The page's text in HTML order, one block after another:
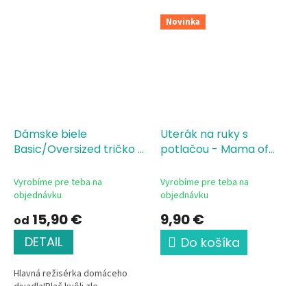
Dámske biele
Basic/Oversized tričko s
DRAMA
Vyrobíme pre teba na
objednávku
od 15,90 €
DETAIL
Hlavná režisérka domáceho
Novinka
Uterák na ruky s
potlačou - Mama of
Vyrobíme pre teba na
objednávku
9,90 €
Do košíka